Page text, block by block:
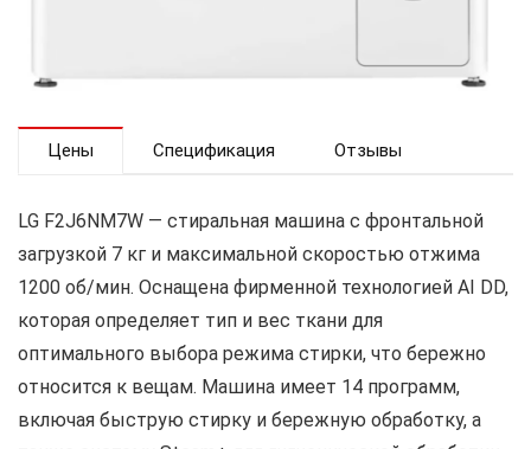
Цены Спецификация Отзывы
LG F2J6NM7W — стиральная машина с фронтальной
загрузкой 7 кг и максимальной скоростью отжима
1200 об/мин. Оснащена фирменной технологией AI DD,
которая определяет тип и вес ткани для
оптимального выбора режима стирки, что бережно
относится к вещам. Машина имеет 14 программ,
включая быструю стирку и бережную обработку, а